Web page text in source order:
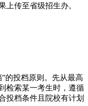
上传至省级招生办。
的投档原则。先从最高
检索某一考生时，遵循
投档条件且院校有计划